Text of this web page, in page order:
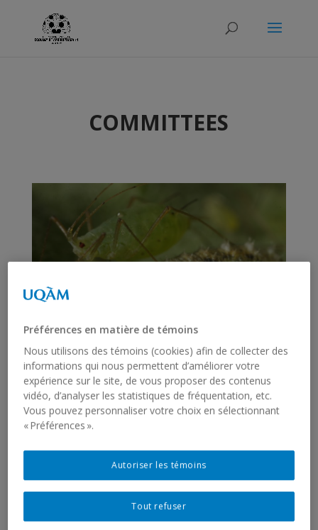
COMMITTEES
Credit Mathieu Lemieux –Eupeodes americanus
(Wiedemann) (Diptera: Syrphidae) larva predating
Acyrthosiphon pisum(Harris) (Hemiptera: Aphididae)
Steering committee
Dr. J.P. Michaud –Kansas State University (USA) & Chair
Préférences en matière de témoins
Nous utilisons des témoins (cookies) afin de collecter des
informations qui nous permettent d’améliorer votre
expérience sur le site, de vous proposer des contenus
vidéo, d’analyser les statistiques de fréquentation, etc.
Vous pouvez personnaliser votre choix en sélectionnant
« Préférences ».
Tout refuser
Autoriser les témoins